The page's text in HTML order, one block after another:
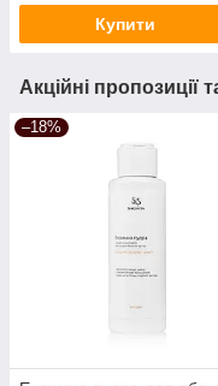
Купити
Акційні пропозиції
–18%